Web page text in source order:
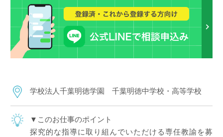
学校法人千葉明徳学園 千葉明徳中学校・高等学校
▼このお仕事のポイント
探究的な指導に取り組んでいただける専任教諭を募